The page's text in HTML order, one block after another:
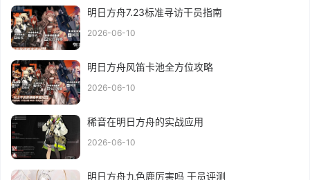
明日方舟7.23标准寻访干员指南
2026-06-10
明日方舟风笛卡池全方位攻略
2026-06-10
稀音在明日方舟的实战应用
2026-06-10
明日方舟九色鹿厉害吗 干员评测